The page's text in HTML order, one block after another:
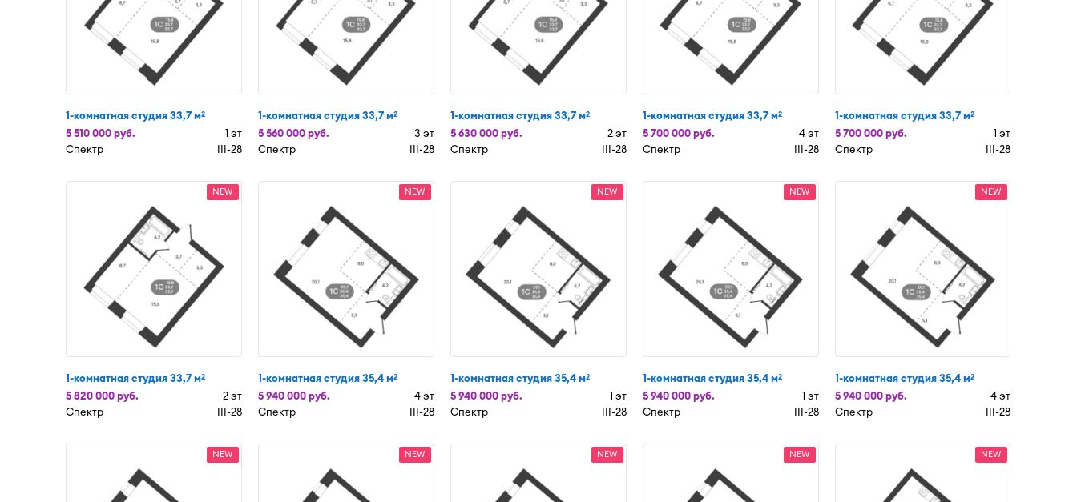
1-комнатная студия 33,7 м2
5 510 000 руб.
1 эт
Спектр
III-28
1-комнатная студия 33,7 м2
5 560 000 руб.
3 эт
Спектр
III-28
1-комнатная студия 33,7 м2
5 630 000 руб.
2 эт
Спектр
III-28
1-комнатная студия 33,7 м2
5 700 000 руб.
4 эт
Спектр
III-28
1-комнатная студия 33,7 м2
5 700 000 руб.
1 эт
Спектр
III-28
NEW
1-комнатная студия 33,7 м2
5 820 000 руб.
2 эт
Спектр
III-28
NEW
1-комнатная студия 35,4 м2
5 940 000 руб.
4 эт
Спектр
III-28
NEW
1-комнатная студия 35,4 м2
5 940 000 руб.
1 эт
Спектр
III-28
NEW
1-комнатная студия 35,4 м2
5 940 000 руб.
1 эт
Спектр
III-28
NEW
1-комнатная студия 35,4 м2
5 940 000 руб.
4 эт
Спектр
III-28
NEW NEW NEW NEW NEW